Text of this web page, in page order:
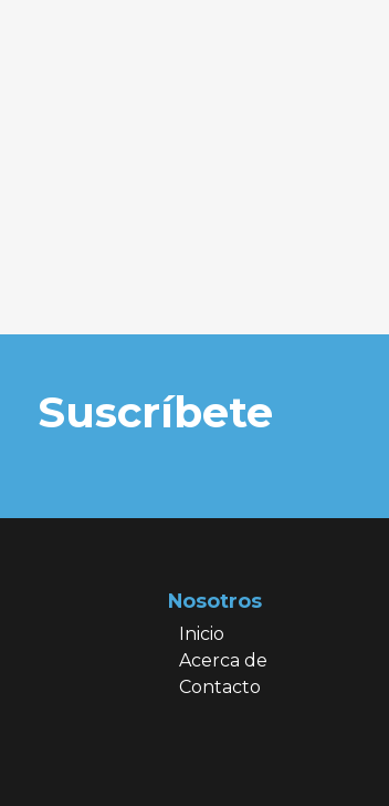
Suscríbete
Nosotros
Inicio
Acerca de
Contacto